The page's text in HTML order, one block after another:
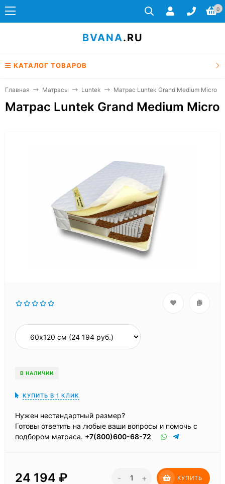
0
BVANA.RU
КАТАЛОГ ТОВАРОВ
Главная Матрасы Luntek Матрас Luntek Grand Medium Micro
Матрас Luntek Grand Medium Micro
В НАЛИЧИИ
КУПИТЬ В 1 КЛИК
Нужен нестандартный размер?
Готовы ответить на любые ваши вопросы и помочь с
подбором матраса. +7(800)600-68-72
24 194 ₽ - + КУПИТЬ